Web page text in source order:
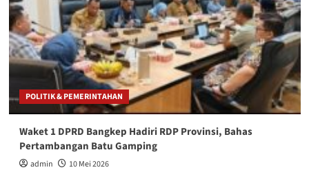
POLITIK & PEMERINTAHAN
Waket 1 DPRD Bangkep Hadiri RDP Provinsi, Bahas
Pertambangan Batu Gamping
admin 10 Mei 2026